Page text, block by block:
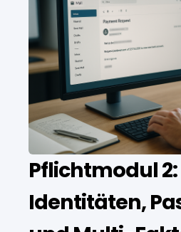
Pflichtmodul 2:
Identitäten,